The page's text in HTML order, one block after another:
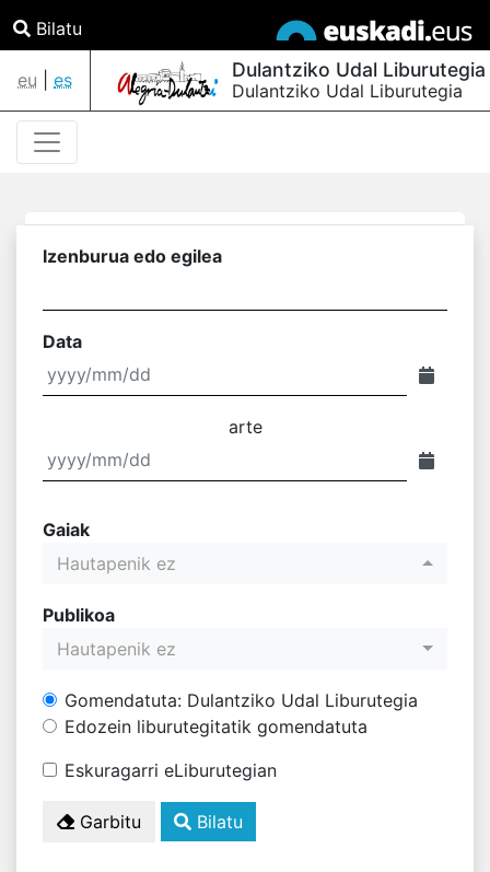
Bilatu
eu es Dulantziko Udal Liburutegia
Dulantziko Udal Liburutegia
Izenburua edo egilea
Data
arte
Gaiak
Hautapenik ez
Publikoa
Hautapenik ez
Gomendatuta: Dulantziko Udal Liburutegia
Edozein liburutegitatik gomendatuta
Eskuragarri eLiburutegian
Garbitu Bilatu